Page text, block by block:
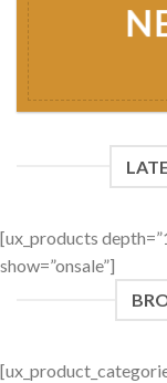
[ux_products
show=”onsale”]